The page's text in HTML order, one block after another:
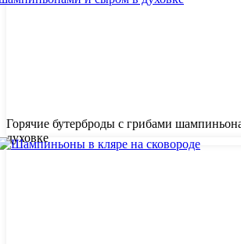
Горячие бутерброды с грибами
духовке